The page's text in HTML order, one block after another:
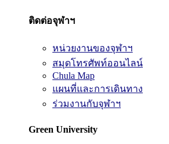
ติดต่อจุฬาฯ
หน่วยงานของจุฬาฯ
สมุดโทรศัพท์ออนไลน์
Chula Map
แผนที่และการเดินทาง
ร่วมงานกับจุฬาฯ
Green University